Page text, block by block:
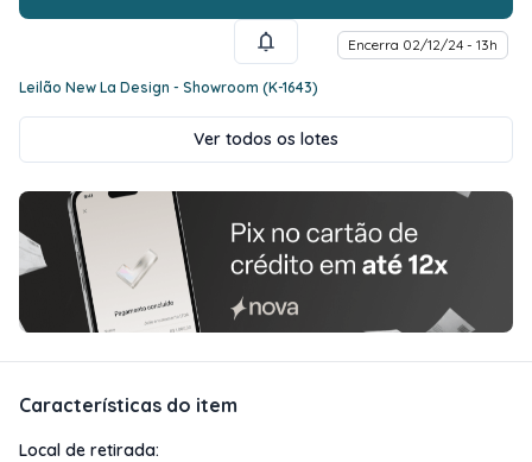
Encerra 02/12/24 - 13h
Leilão New La Design - Showroom (K-1643)
Ver todos os lotes
Características do item
Local de retirada: